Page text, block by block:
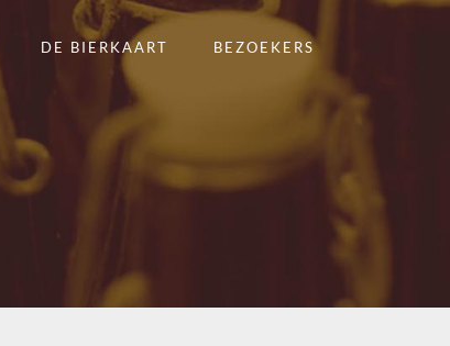
DE BIERKAART BEZOEKERS